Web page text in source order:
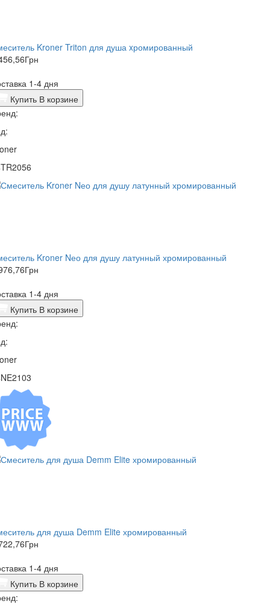
Kroner Triton для душа xромированный
Грн
1-4 дня
Купить В корзине
Kroner Nео для душу латунный хромированный
Грн
1-4 дня
Купить В корзине
для душа Demm Elite хромированный
Грн
1-4 дня
Купить В корзине